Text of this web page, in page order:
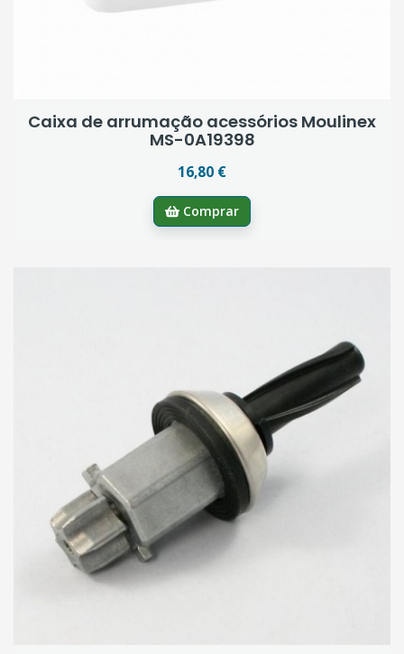
Caixa de arrumação acessórios Moulinex
MS-0A19398
16,80 €
Comprar